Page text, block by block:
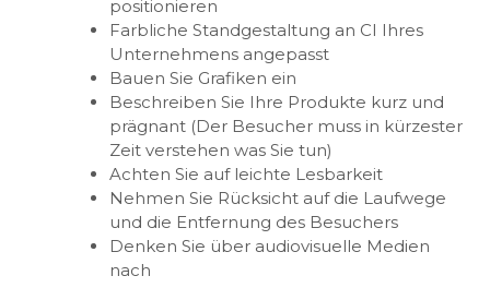
positionieren
Farbliche Standgestaltung an CI Ihres
Unternehmens angepasst
Bauen Sie Grafiken ein
Beschreiben Sie Ihre Produkte kurz und
prägnant (Der Besucher muss in kürzester
Zeit verstehen was Sie tun)
Achten Sie auf leichte Lesbarkeit
Nehmen Sie Rücksicht auf die Laufwege
und die Entfernung des Besuchers
Denken Sie über audiovisuelle Medien
nach